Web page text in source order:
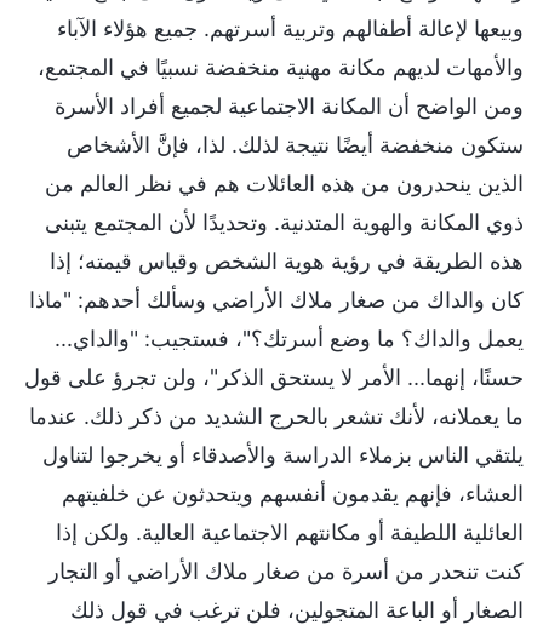
وبيعها لإعالة أطفالهم وتربية أسرتهم. جميع هؤلاء الآباء
والأمهات لديهم مكانة مهنية منخفضة نسبيًا في المجتمع،
ومن الواضح أن المكانة الاجتماعية لجميع أفراد الأسرة
ستكون منخفضة أيضًا نتيجة لذلك. لذا، فإنَّ الأشخاص
الذين ينحدرون من هذه العائلات هم في نظر العالم من
ذوي المكانة والهوية المتدنية. وتحديدًا لأن المجتمع يتبنى
هذه الطريقة في رؤية هوية الشخص وقياس قيمته؛ إذا
كان والداك من صغار ملاك الأراضي وسألك أحدهم: "ماذا
يعمل والداك؟ ما وضع أسرتك؟"، فستجيب: "والداي...
حسنًا، إنهما... الأمر لا يستحق الذكر"، ولن تجرؤ على قول
ما يعملانه، لأنك تشعر بالحرج الشديد من ذكر ذلك. عندما
يلتقي الناس بزملاء الدراسة والأصدقاء أو يخرجوا لتناول
العشاء، فإنهم يقدمون أنفسهم ويتحدثون عن خلفيتهم
العائلية اللطيفة أو مكانتهم الاجتماعية العالية. ولكن إذا
كنت تنحدر من أسرة من صغار ملاك الأراضي أو التجار
الصغار أو الباعة المتجولين، فلن ترغب في قول ذلك